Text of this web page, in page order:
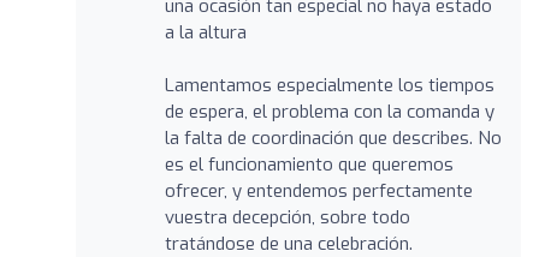
una ocasión tan especial no haya estado
a la altura
Lamentamos especialmente los tiempos
de espera, el problema con la comanda y
la falta de coordinación que describes. No
es el funcionamiento que queremos
ofrecer, y entendemos perfectamente
vuestra decepción, sobre todo
tratándose de una celebración.